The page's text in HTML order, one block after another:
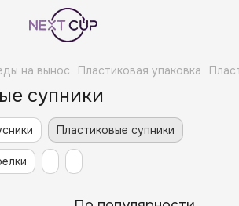
на вынос Пластиковая упаковка
супники
Пластиковые супники